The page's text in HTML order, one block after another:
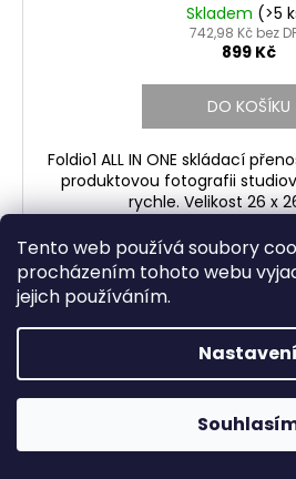
Tento web používá soubory
procházením tohoto webu
jejich používáním.
Nastavení
OFFICIAL WEB FITMARK - Objednávky
10:00 odesíláme ve stejný den -
Skladem (>5
742,98 Kč bez
899 Kč
DO KOŠÍKU
Foldio1 ALL IN ONE skládací
produktovou fotografii
rychle. Velikost 26 x
NOVINKA